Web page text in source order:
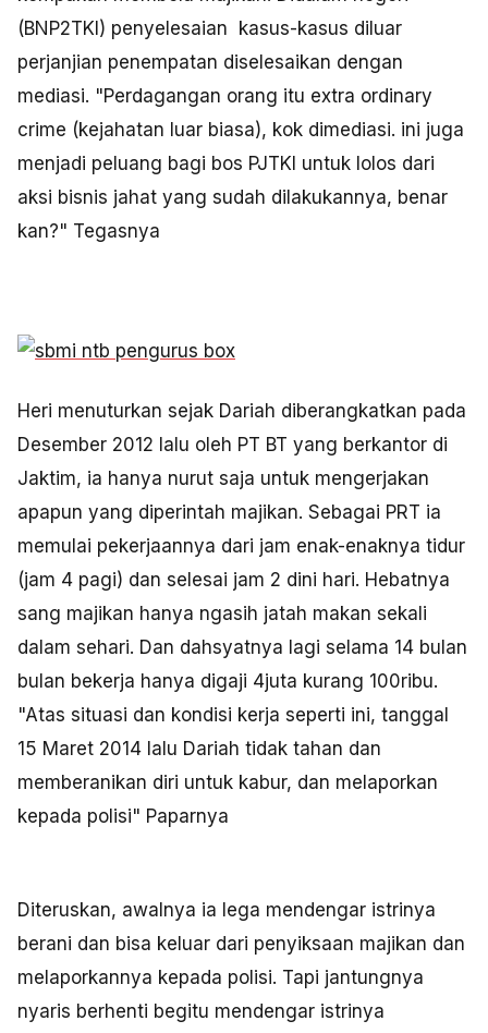
(BNP2TKI) penyelesaian kasus-kasus diluar
perjanjian penempatan diselesaikan dengan
mediasi. "Perdagangan orang itu extra ordinary
crime (kejahatan luar biasa), kok dimediasi. ini juga
menjadi peluang bagi bos PJTKI untuk lolos dari
aksi bisnis jahat yang sudah dilakukannya, benar
kan?" Tegasnya
Heri menuturkan sejak Dariah diberangkatkan pada
Desember 2012 lalu oleh PT BT yang berkantor di
Jaktim, ia hanya nurut saja untuk mengerjakan
apapun yang diperintah majikan. Sebagai PRT ia
memulai pekerjaannya dari jam enak-enaknya tidur
(jam 4 pagi) dan selesai jam 2 dini hari. Hebatnya
sang majikan hanya ngasih jatah makan sekali
dalam sehari. Dan dahsyatnya lagi selama 14 bulan
bulan bekerja hanya digaji 4juta kurang 100ribu.
"Atas situasi dan kondisi kerja seperti ini, tanggal
15 Maret 2014 lalu Dariah tidak tahan dan
memberanikan diri untuk kabur, dan melaporkan
kepada polisi" Paparnya
Diteruskan, awalnya ia lega mendengar istrinya
berani dan bisa keluar dari penyiksaan majikan dan
melaporkannya kepada polisi. Tapi jantungnya
nyaris berhenti begitu mendengar istrinya